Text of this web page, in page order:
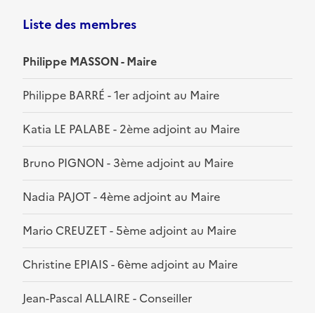
Liste des membres
Philippe MASSON - Maire
Philippe BARRÉ - 1er adjoint au Maire
Katia LE PALABE - 2ème adjoint au Maire
Bruno PIGNON - 3ème adjoint au Maire
Nadia PAJOT - 4ème adjoint au Maire
Mario CREUZET - 5ème adjoint au Maire
Christine EPIAIS - 6ème adjoint au Maire
Jean-Pascal ALLAIRE - Conseiller